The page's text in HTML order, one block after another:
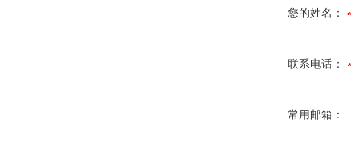
您的姓名：
联系电话：
常用邮箱：